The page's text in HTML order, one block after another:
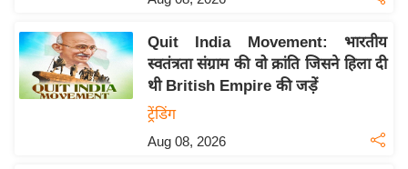
म
ई
-
Quit India Movement: भारतीय
स्वतंत्रता संग्राम की वो क्रांति जिसने हिला दी
थी British Empire की जड़ें
ट्रेंडिंग
Aug 08, 2026